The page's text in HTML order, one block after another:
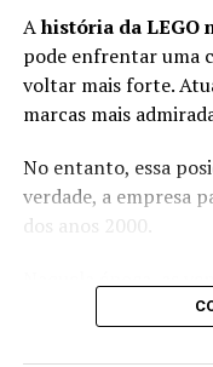
Ahistória da LEGO
pode enfrentar uma
voltar mais forte.
marcas mais
No entanto, essa
verdade, a empresa
dos anos 2000.
Além disso, a marca
crianças e jovens.